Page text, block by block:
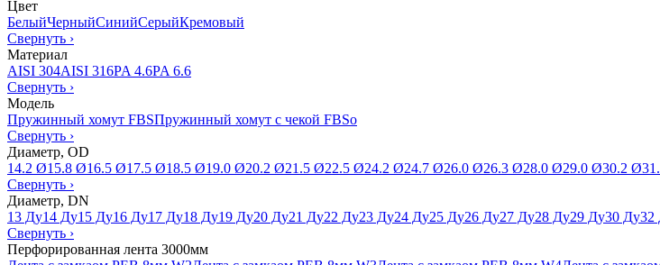
Цвет
БелыйЧерныйСинийСерыйКремовый
Свернуть ›
Материал
AISI 304AISI 316PA 4.6PA 6.6
Свернуть ›
Модель
Пружинный хомут FBSПружинный хомут с чекой FBSo
Свернуть ›
Диаметр, OD
14.2 Ø15.8 Ø16.5 Ø17.5 Ø18.5 Ø19.0 Ø20.2 Ø21.5 Ø22.5 Ø24.2 Ø24.7 Ø26.0 Ø26.3 Ø28.0 Ø29.0 Ø30.2 Ø
Свернуть ›
Диаметр, DN
13 Ду14 Ду15 Ду16 Ду17 Ду18 Ду19 Ду20 Ду21 Ду22 Ду23 Ду24 Ду25 Ду26 Ду27 Ду28 Ду29 Ду30 Ду32
Свернуть ›
Перфорированная лента 3000мм